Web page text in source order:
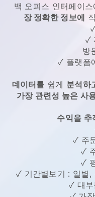
백 오피스 인터페이스
장 정확한 정보에
✓
방
✓ 플랫폼
데이터를 쉽게 분석하
가장 관련성 높은 사
수익을 추
✓ 주
✓
✓
✓ 기간별보기 : 일별,
✓ 대부